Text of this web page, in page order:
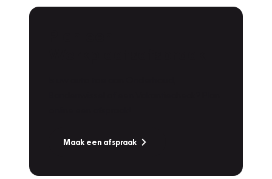
Maak een afspraak